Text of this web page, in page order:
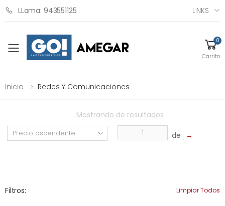
LLama: 943551125 LINKS
Toggle mobile menu
0
Carrito
Inicio Redes Y Comunicaciones
Mostrando de resultados
de →
Filtros: Limpiar Todos